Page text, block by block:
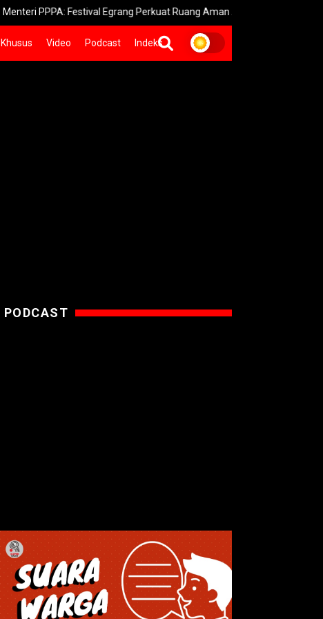
Festival Egrang Perkuat Ruang Aman Anak Jember
Video Podcast Indeks
PODCAST